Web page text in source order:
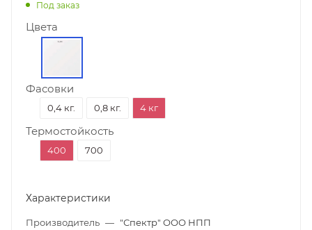
Под заказ
Цвета
Фасовки
0,4 кг. 0,8 кг. 4 кг
Термостойкость
400 700
Характеристики
Производитель — "Спектр" ООО НПП